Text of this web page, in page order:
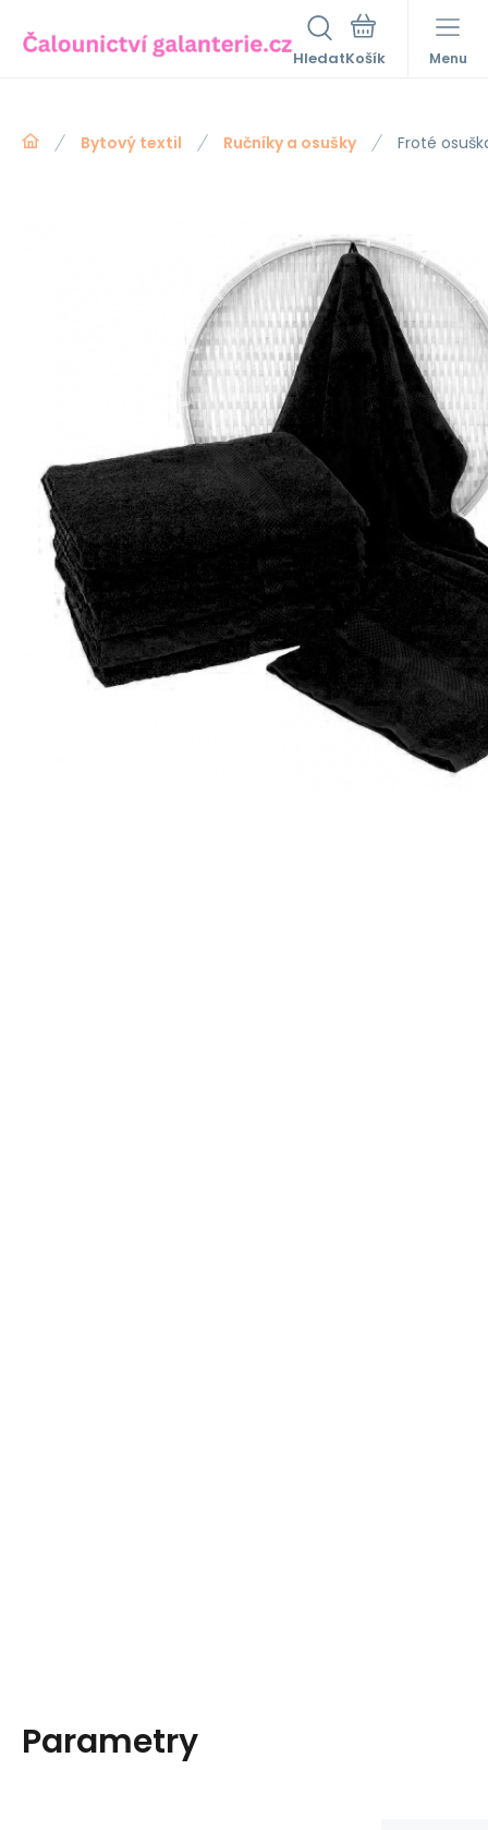
Hledat Menu
Bytový textil Ručníky a osušky Froté
Parametry